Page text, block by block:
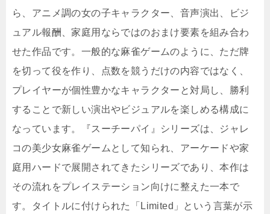
ら、アニメ調の女の子キャラクター、音声演出、ビジ
ュアル報酬、家庭用ならではのおまけ要素を組み合わ
せた作品です。一般的な麻雀ゲームのように、ただ牌
を切って役を作り、点数を競うだけの内容ではなく、
プレイヤーが個性豊かなキャラクターと対局し、勝利
することで新しい演出やビジュアルを楽しめる構成に
なっています。『スーチーパイ』シリーズは、ジャレ
コの美少女麻雀ゲームとして知られ、アーケードや家
庭用ハードで展開されてきたシリーズであり、本作は
その流れをプレイステーション向けに整えた一本で
す。タイトルに付けられた「Limited」という言葉が示